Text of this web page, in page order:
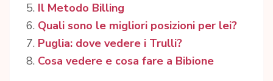
Il Metodo Billing
Quali sono le migliori posizioni per lei?
Puglia: dove vedere i Trulli?
Cosa vedere e cosa fare a Bibione